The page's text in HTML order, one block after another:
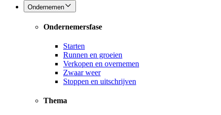
Ondernemen
Ondernemersfase
Starten
Runnen en groeien
Verkopen en overnemen
Zwaar weer
Stoppen en uitschrijven
Thema